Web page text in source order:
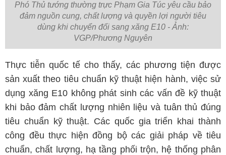
Phó Thủ tướng thường trực Phạm Gia Túc yêu cầu bảo
đảm nguồn cung, chất lượng và quyền lợi người tiêu
dùng khi chuyển đổi sang xăng E10 - Ảnh:
VGP/Phương Nguyên
Thực tiễn quốc tế cho thấy, các phương tiện được
sản xuất theo tiêu chuẩn kỹ thuật hiện hành, việc sử
dụng xăng E10 không phát sinh các vấn đề kỹ thuật
khi bảo đảm chất lượng nhiên liệu và tuân thủ đúng
tiêu chuẩn kỹ thuật. Các quốc gia triển khai thành
công đều thực hiện đồng bộ các giải pháp về tiêu
chuẩn, chất lượng, hạ tầng phối trộn, hệ thống phân